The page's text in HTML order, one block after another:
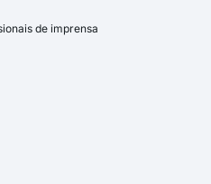
de imprensa